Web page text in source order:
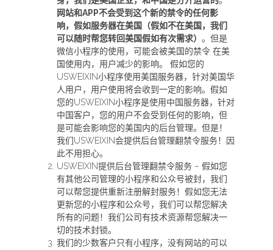
网站和APP不会受到这个新的禁令的任何影
响，假如服务器在美国（假如不在美国，我们
可以随时帮您转回美国假如有次需求） 。但是
微信小程序的使用，可能会被美国的禁令 在美
国使用内，用户减少的影响。 假如您的
USWEIXIN小程序使用美国服务器，针对美国华
人用户，用户使用将会收到一定的影响。假如
您的USWEIXIN小程序是使用中国服务器，针对
中国客户，您的用户不会受到任何的影响，但
是可能会影响您的美国内的后台管理。但是！
我们USWEIXIN会提供后台管理翻禁令服务！因
此不用担心。
USWEIXIN提供后台管理翻禁令服务 – 假如您
有其他公司管理的小程序和公众号被封，我们
可以帮您提供重新注册解封服务！假如您无法
更新您的小程序和公众号，我们可以帮您解决
所有的问题！我们公司有技术资源帮您解决一
切的技术封锁。
我们的少数客户只有小程序，没有网站的可以